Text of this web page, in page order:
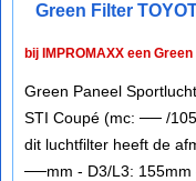
Green Filter
bij IMPROMAXX een
Green Paneel
STI Coupé (mc: ── /
dit luchtfilter heeft de
──mm - D3/L3: